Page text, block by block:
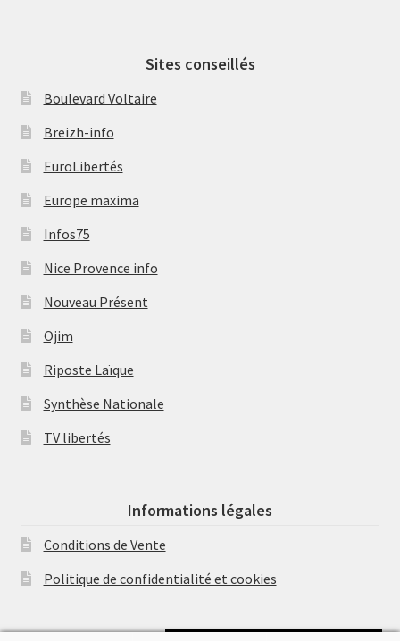
Sites conseillés
Boulevard Voltaire
Breizh-info
EuroLibertés
Europe maxima
Infos75
Nice Provence info
Nouveau Présent
Ojim
Riposte Laïque
Synthèse Nationale
TV libertés
Informations légales
Conditions de Vente
Politique de confidentialité et cookies